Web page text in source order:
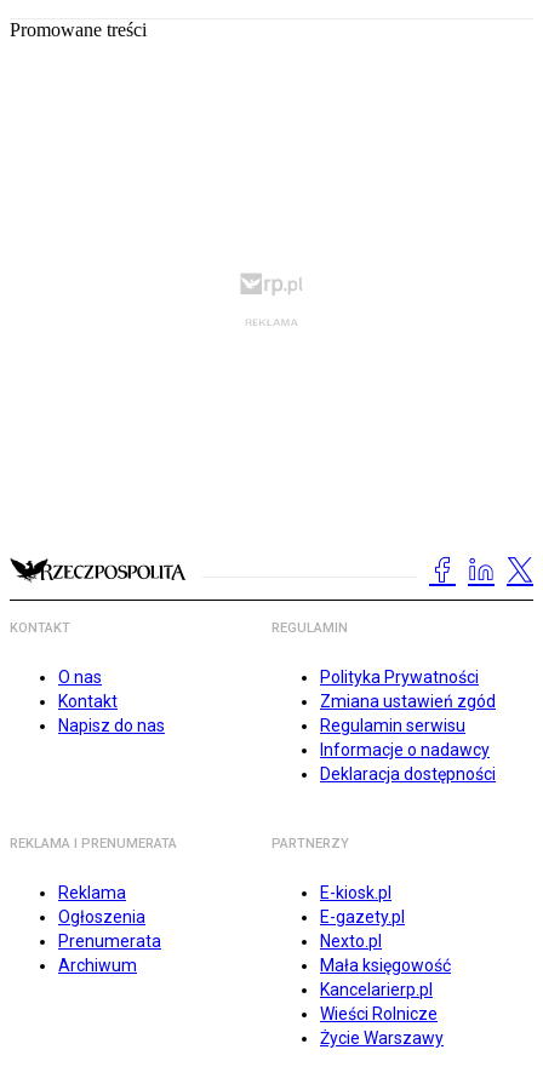
Promowane treści
KONTAKT
O nas
Kontakt
Napisz do nas
REGULAMIN
Polityka Prywatności
Zmiana ustawień zgód
Regulamin serwisu
Informacje o nadawcy
Deklaracja dostępności
REKLAMA I PRENUMERATA
Reklama
Ogłoszenia
Prenumerata
Archiwum
PARTNERZY
E-kiosk.pl
E-gazety.pl
Nexto.pl
Mała księgowość
Kancelarierp.pl
Wieści Rolnicze
Życie Warszawy